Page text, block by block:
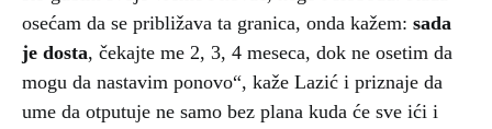
osećam da se približava ta granica, onda kažem: sada
je dosta, čekajte me 2, 3, 4 meseca, dok ne osetim da
mogu da nastavim ponovo“, kaže Lazić i priznaje da
ume da otputuje ne samo bez plana kuda će sve ići i